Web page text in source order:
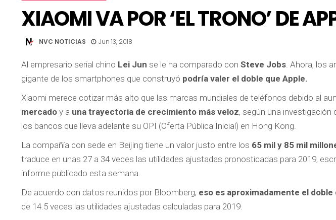
XIAOMI VA POR ‘EL TRONO’ DE
NVC NOTICIAS Jun 13, 2018
Al empresario serial chino Lei Jun se le ha comparado con Steve Jobs. Ahora, los
gigante de los smartphones que construyó podría valer el doble que Apple.
Xiaomi merece cotizar más alto que las marcas mundiales de teléfonos debido al
mercado y a una trayectoria de crecimiento más veloz, según una investigación
los bancos que lleva adelante su OPI (Oferta Pública Inicial) en Hong Kong.
La compañía con sede en Beijing tiene un valor justo entre los 65 mil y 85 mil
traduce en unas 27 a 34 veces las utilidades ajustadas pronosticadas para 2019,
informe publicado esta semana.
De acuerdo con datos reunidos por Bloomberg, eso es aproximadamente el doble
de 14.5 veces las utilidades ajustadas calculadas para 2019.